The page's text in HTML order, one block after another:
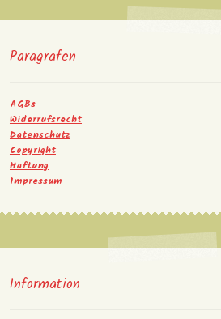
Paragrafen
AGBs
Widerrufsrecht
Datenschutz
Copyright
Haftung
Impressum
Information